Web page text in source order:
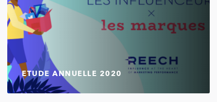
ETUDE ANNUELLE 2020